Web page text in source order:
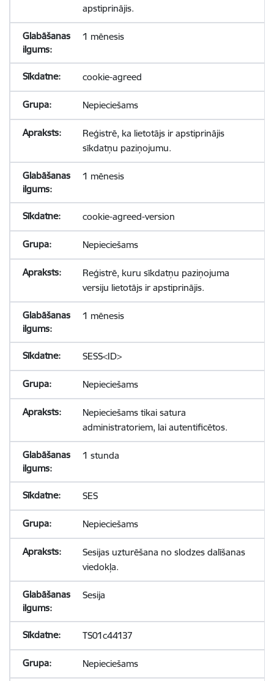
apstiprinājis.
1 mēnesis
cookie-agreed
Nepieciešams
Reģistrē, ka lietotājs ir apstiprinājis
sīkdatņu paziņojumu.
1 mēnesis
cookie-agreed-version
Nepieciešams
Reģistrē, kuru sīkdatņu paziņojuma
versiju lietotājs ir apstiprinājis.
1 mēnesis
SESS<ID>
Nepieciešams
Nepieciešams tikai satura
administratoriem, lai autentificētos.
1 stunda
SES
Nepieciešams
Sesijas uzturēšana no slodzes dalīšanas
viedokļa.
Sesija
TS01c44137
Nepieciešams